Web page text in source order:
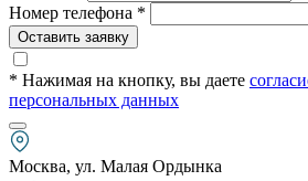
Номер телефона *
Оставить заявку
* Нажимая на кнопку, вы даете
персональных данных
Москва, ул. Малая Ордынка